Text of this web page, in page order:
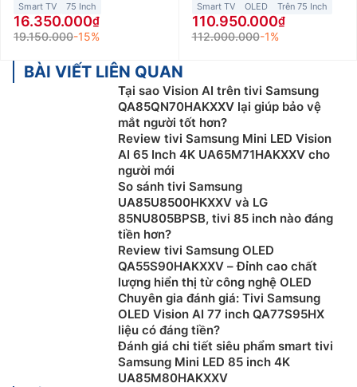
Smart TV 75 Inch
16.350.000
19.150.000-15%
Smart TV OLED Trên 75 Inch
110.950.000
112.000.000-1%
BÀI VIẾT LIÊN QUAN
Tại sao Vision AI trên tivi Samsung
QA85QN70HAKXXV lại giúp bảo vệ
mắt người tốt hơn?
Review tivi Samsung Mini LED Vision
AI 65 Inch 4K UA65M71HAKXXV cho
người mới
So sánh tivi Samsung
UA85U8500HKXXV và LG
85NU805BPSB, tivi 85 inch nào đáng
tiền hơn?
Review tivi Samsung OLED
QA55S90HAKXXV – Đỉnh cao chất
lượng hiển thị từ công nghệ OLED
Chuyên gia đánh giá: Tivi Samsung
OLED Vision AI 77 inch QA77S95HX
liệu có đáng tiền?
Đánh giá chi tiết siêu phẩm smart tivi
Samsung Mini LED 85 inch 4K
UA85M80HAKXXV